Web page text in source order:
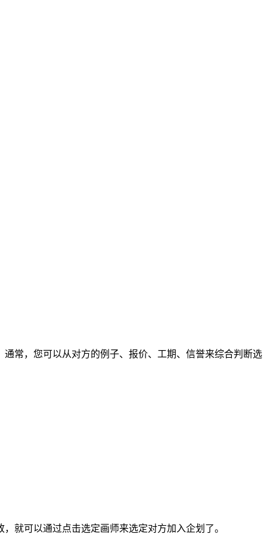
常，您可以从对方的例子、报价、工期、信誉来综合判断选
可以通过点击选定画师来选定对方加入企划了。